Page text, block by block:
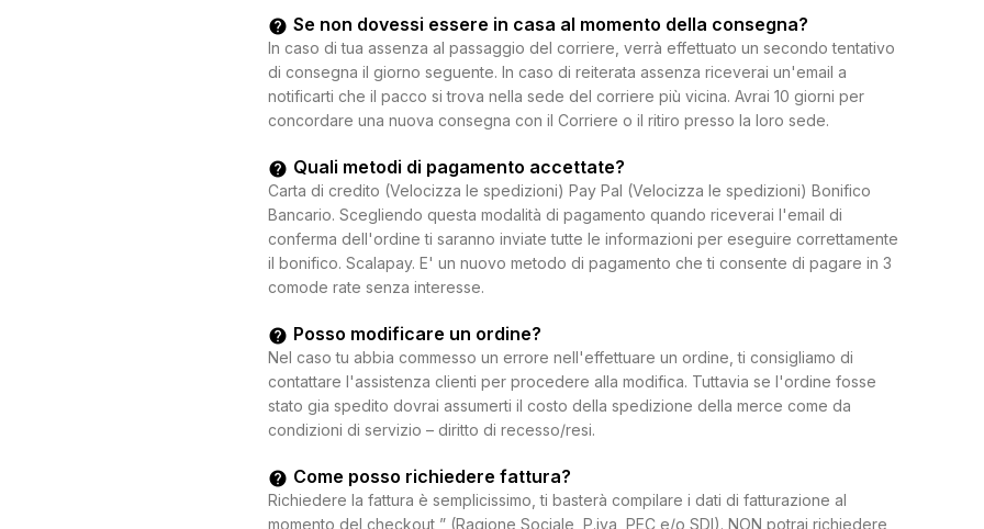
Se non dovessi essere in casa al momento della consegna?
In caso di tua assenza al passaggio del corriere, verrà effettuato un secondo tentativo
di consegna il giorno seguente. In caso di reiterata assenza riceverai un'email a
notificarti che il pacco si trova nella sede del corriere più vicina. Avrai 10 giorni per
concordare una nuova consegna con il Corriere o il ritiro presso la loro sede.
Quali metodi di pagamento accettate?
Carta di credito (Velocizza le spedizioni) Pay Pal (Velocizza le spedizioni) Bonifico
Bancario. Scegliendo questa modalità di pagamento quando riceverai l'email di
conferma dell'ordine ti saranno inviate tutte le informazioni per eseguire correttamente
il bonifico. Scalapay. E' un nuovo metodo di pagamento che ti consente di pagare in 3
comode rate senza interesse.
Posso modificare un ordine?
Nel caso tu abbia commesso un errore nell'effettuare un ordine, ti consigliamo di
contattare l'assistenza clienti per procedere alla modifica. Tuttavia se l'ordine fosse
stato gia spedito dovrai assumerti il costo della spedizione della merce come da
condizioni di servizio – diritto di recesso/resi.
Come posso richiedere fattura?
Richiedere la fattura è semplicissimo, ti basterà compilare i dati di fatturazione al
momento del checkout ” (Ragione Sociale, P.iva, PEC e/o SDI). NON potrai richiedere